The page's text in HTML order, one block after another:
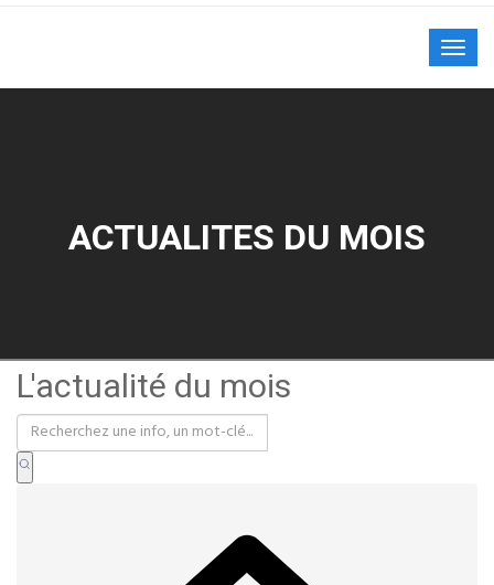
ACTUALITES DU MOIS
L'actualité du mois